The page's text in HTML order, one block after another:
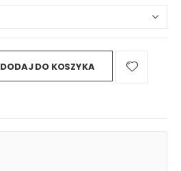
DODAJ DO KOSZYKA